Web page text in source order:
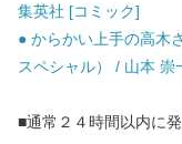
集英社 [コミック]
● からかい上手の高木
スペシャル） / 山本
■通常２４時間以内に発